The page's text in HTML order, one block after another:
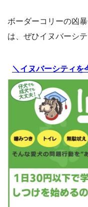
ボーダーコリーの凶
は、ぜひイヌバーシ
＼イヌバーシティを